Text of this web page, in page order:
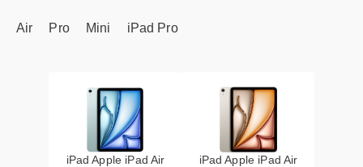
Air Pro Mini iPad Pro
iPad Apple iPad Air
iPad Apple iPad Air